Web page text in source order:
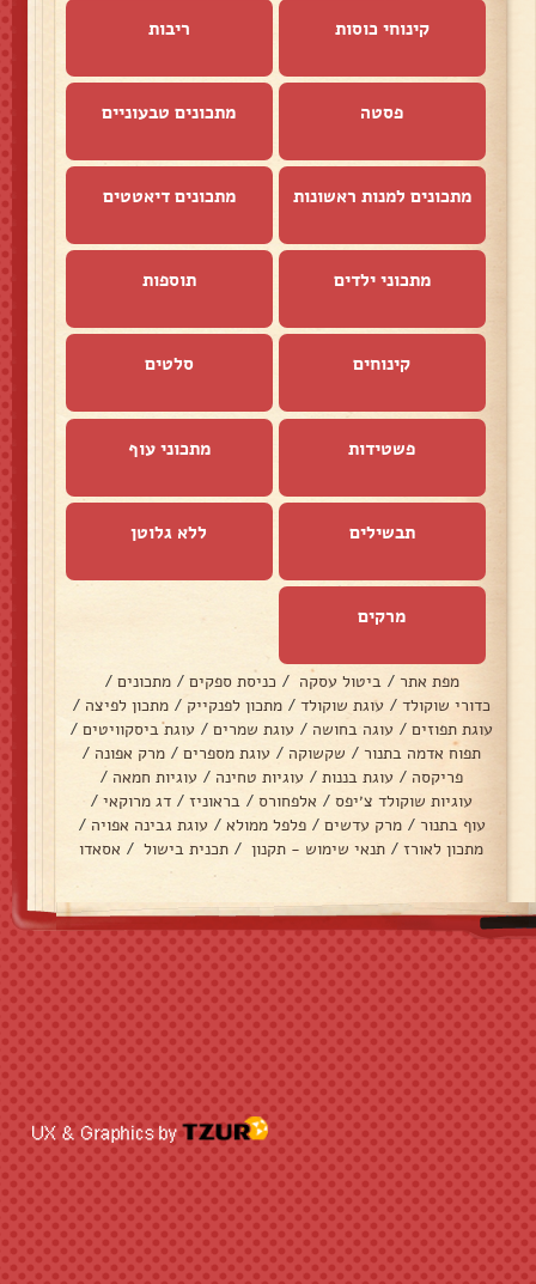
קינוחי כוסות ריבות
פסטה מתכונים טבעוניים
מתכונים למנות ראשונות מתכונים דיאטטים
מתכוני ילדים תוספות
קינוחים סלטים
פשטידות מתכוני עוף
תבשילים ללא גלוטן
מרקים
מפת אתר / ביטול עסקה / כניסת ספקים / מתכונים /
כדורי שוקולד / עוגת שוקולד / מתכון לפנקייק / מתכון לפיצה /
עוגת תפוזים / עוגה בחושה / עוגת שמרים / עוגת ביסקוויטים /
תפוח אדמה בתנור / שקשוקה / עוגת מספרים / מרק אפונה /
פריקסה / עוגת בננות / עוגיות טחינה / עוגיות חמאה /
עוגיות שוקולד צ׳יפס / אלפחורס / בראוניז / דג מרוקאי /
עוף בתנור / מרק עדשים / פלפל ממולא / עוגת גבינה אפויה /
מתכון לאורז / תנאי שימוש - תקנון / תכנית בישול / אסאדו